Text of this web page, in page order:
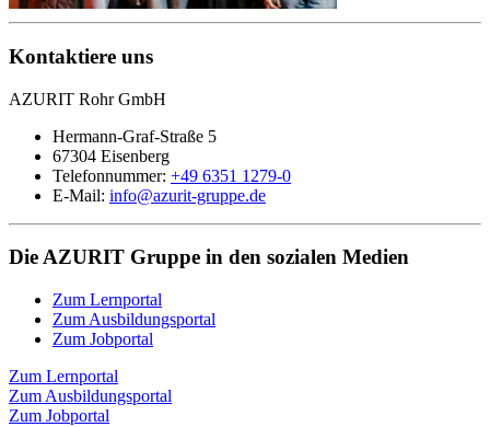
Kontaktiere uns
AZURIT Rohr GmbH
Hermann-Graf-Straße 5
67304 Eisenberg
Telefonnummer: +49 6351 1279-0
E-Mail: info@azurit-gruppe.de
Die AZURIT Gruppe in den sozialen Medien
Zum Lernportal
Zum Ausbildungsportal
Zum Jobportal
Zum Lernportal
Zum Ausbildungsportal
Zum Jobportal